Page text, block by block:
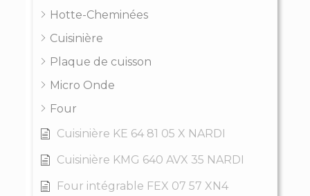
Hotte-Cheminées
Cuisinière
Plaque de cuisson
Micro Onde
Four
Cuisinière KE 64 81 05 X NARDI
Cuisinière KMG 640 AVX 35 NARDI
Four intégrable FEX 07 57 XN4